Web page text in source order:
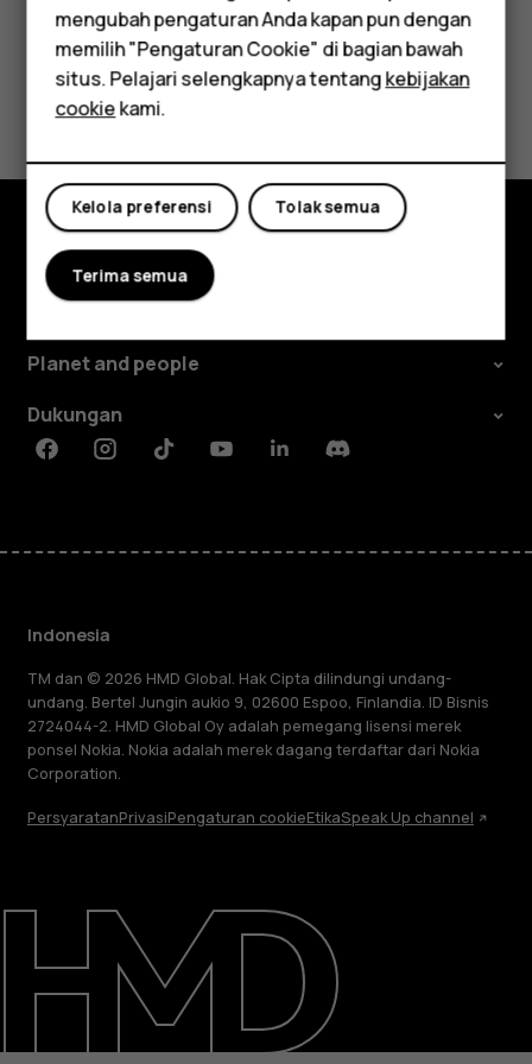
Aksesori
Tablet
Apakah ini membantu?
Tidak
Jelajahi
Planet and people
Dukungan
FacebookInstagramTiktokYoutubeLinkedinDiscord
Indonesia
TM dan © 2026 HMD Global. Hak Cipta dilindungi undang-
undang. Bertel Jungin aukio 9, 02600 Espoo, Finlandia. ID Bisnis
2724044-2. HMD Global Oy adalah pemegang lisensi merek
ponsel Nokia. Nokia adalah merek dagang terdaftar dari Nokia
Corporation.
PersyaratanPrivasiPengaturan cookieEtikaSpeak Up channel
mengubah pengaturan Anda kapan pun dengan
memilih "Pengaturan Cookie" di bagian bawah
situs. Pelajari selengkapnya tentangkebijakan
cookiekami.
Tolak semua
Kelola preferensi
Terima semua